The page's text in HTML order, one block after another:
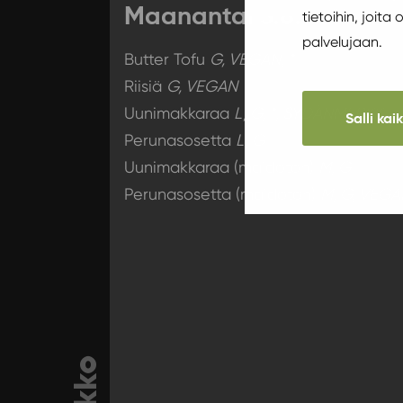
tietoihin, joita
palvelujaan.
Salli
Maanantai 3.8.
Butter Tofu G, VEGAN, *
Riisiä G, VEGAN
Uunimakkaraa L, G, *, SYDÄNMERKK
Perunasosetta L, G
Uunimakkaraa (maidoton)
Perunasosetta (maidoton)